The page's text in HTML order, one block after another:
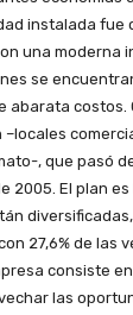
instalada fue
una moderna
se
abarata costos.
, que pasó
2005. El plan
27,6% de las
consiste
las